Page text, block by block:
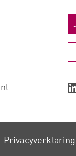
Privacy­verklaring